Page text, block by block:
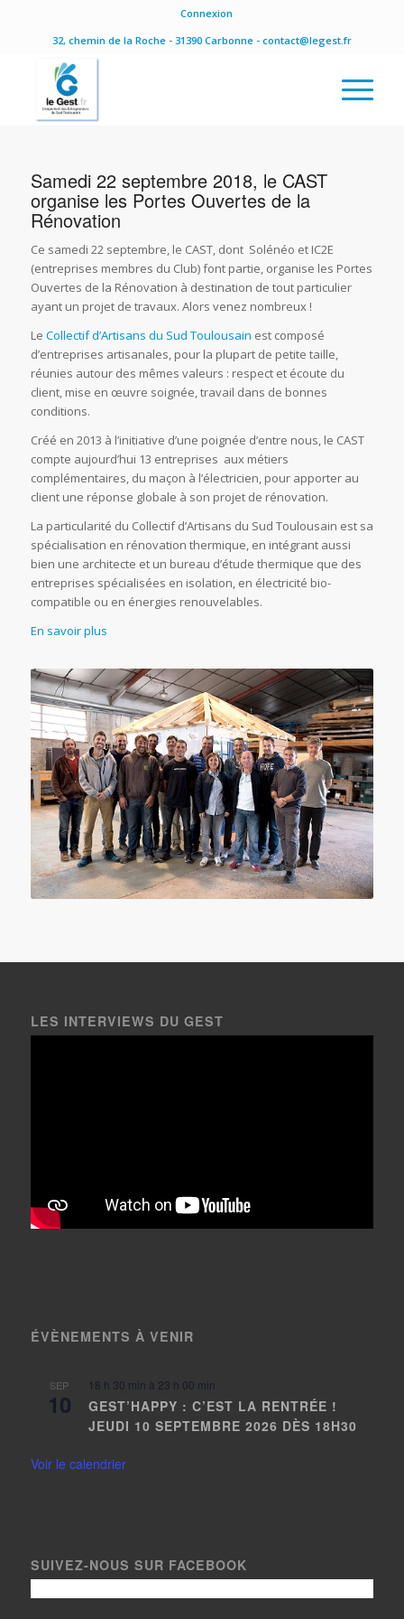
Connexion
32, chemin de la Roche - 31390 Carbonne - contact@legest.fr
Samedi 22 septembre 2018, le CAST
organise les Portes Ouvertes de la
Rénovation
Ce samedi 22 septembre, le CAST, dont Solénéo et IC2E
(entreprises membres du Club) font partie, organise les Portes
Ouvertes de la Rénovation à destination de tout particulier
ayant un projet de travaux. Alors venez nombreux !
Le Collectif d’Artisans du Sud Toulousain est composé
d’entreprises artisanales, pour la plupart de petite taille,
réunies autour des mêmes valeurs : respect et écoute du
client, mise en œuvre soignée, travail dans de bonnes
conditions.
Créé en 2013 à l’initiative d’une poignée d’entre nous, le CAST
compte aujourd’hui 13 entreprises aux métiers
complémentaires, du maçon à l’électricien, pour apporter au
client une réponse globale à son projet de rénovation.
La particularité du Collectif d’Artisans du Sud Toulousain est sa
spécialisation en rénovation thermique, en intégrant aussi
bien une architecte et un bureau d’étude thermique que des
entreprises spécialisées en isolation, en électricité bio-
compatible ou en énergies renouvelables.
En savoir plus
LES INTERVIEWS DU GEST
ÉVÈNEMENTS À VENIR
SEP
10
18 h 30 min à 23 h 00 min
GEST’HAPPY : C’EST LA RENTRÉE !
JEUDI 10 SEPTEMBRE 2026 DÈS 18H30
Voir le calendrier
SUIVEZ-NOUS SUR FACEBOOK